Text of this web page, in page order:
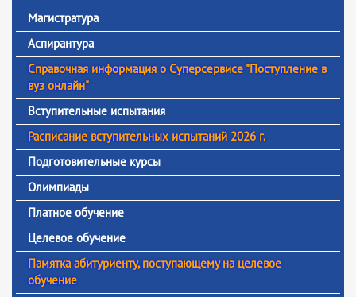
Магистратура
Аспирантура
Справочная информация о Суперсервисе "Поступление в
вуз онлайн"
Вступительные испытания
Расписание вступительных испытаний 2026 г.
Подготовительные курсы
Олимпиады
Платное обучение
Целевое обучение
Памятка абитуриенту, поступающему на целевое
обучение